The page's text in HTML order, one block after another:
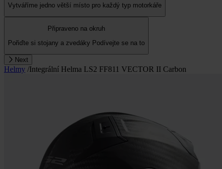
Vytváříme jedno větší místo pro každý typ motorkáře
Připraveno na okruh
Pořiďte si stojany a zvedáky Podívejte se na to
Next
Helmy /Integrální Helma LS2 FF811 VECTOR II Carbon